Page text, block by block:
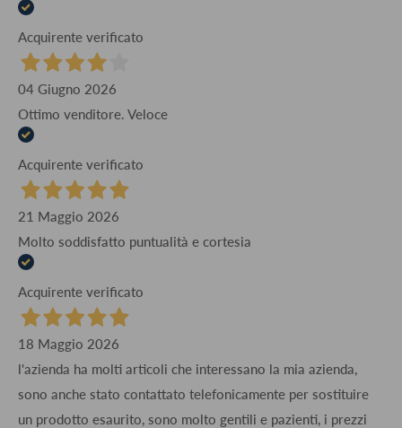
Acquirente verificato
04 Giugno 2026
Ottimo venditore. Veloce
Acquirente verificato
21 Maggio 2026
Molto soddisfatto puntualità e cortesia
Acquirente verificato
18 Maggio 2026
l'azienda ha molti articoli che interessano la mia azienda,
sono anche stato contattato telefonicamente per sostituire
un prodotto esaurito, sono molto gentili e pazienti, i prezzi